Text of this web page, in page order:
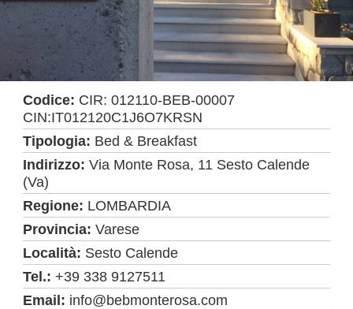
Codice: CIR: 012110-BEB-00007
CIN:IT012120C1J6O7KRSN
Tipologia: Bed & Breakfast
Indirizzo:Via Monte Rosa, 11 Sesto Calende
(Va)
Regione: LOMBARDIA
Provincia:Varese
Località: Sesto Calende
Tel.:+39 338 9127511
Email: info@bebmonterosa.com